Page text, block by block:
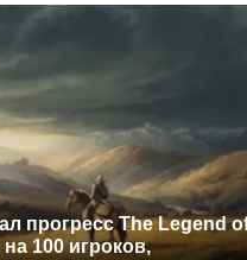
прогресс The Legend
100 игроков,